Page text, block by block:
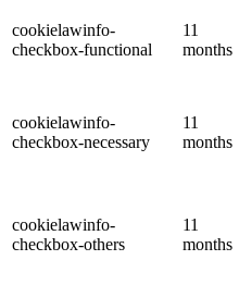
cookielawinfo-
checkbox-functional
11
months
cookielawinfo-
checkbox-necessary
11
months
cookielawinfo-
checkbox-others
11
months